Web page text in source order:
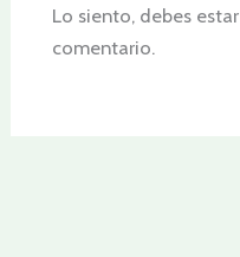
Lo siento, debes estar
comentario.